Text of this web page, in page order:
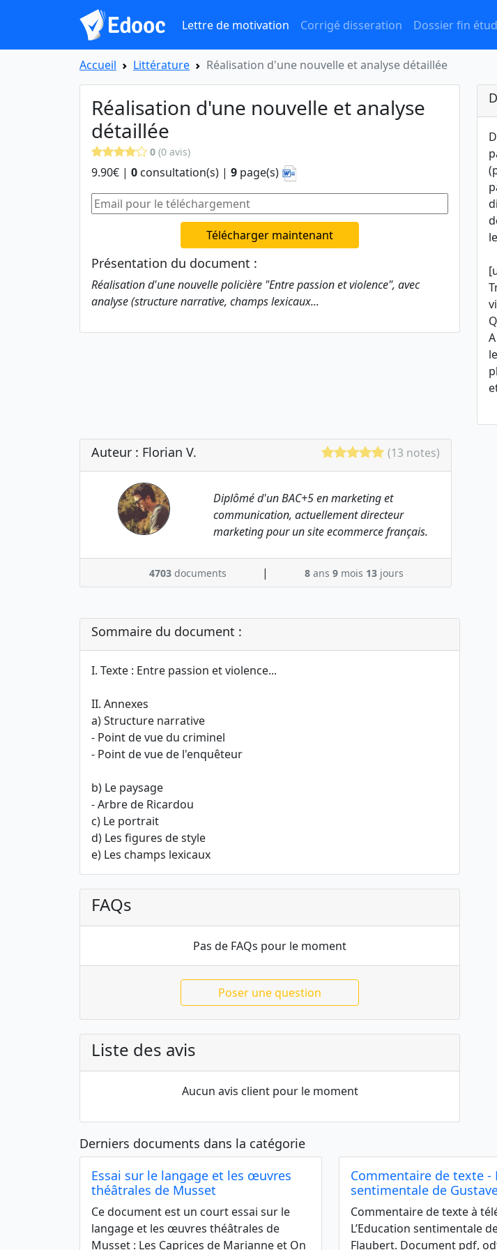
Lettre de motivation Corrigé disseration Dossier fin
Accueil Littérature Réalisation d'une nouvelle et analyse détaillée
Réalisation d'une nouvelle et analyse
détaillée
0 (0 avis)
9.90€ | 0 consultation(s) | 9 page(s)
Télécharger maintenant
Présentation du document :
Réalisation d'une nouvelle policière "Entre passion et violence", avec
analyse (structure narrative, champs lexicaux...
Auteur : Florian V. (13 notes)
Diplômé d'un BAC+5 en marketing et
communication, actuellement directeur
marketing pour un site ecommerce français.
4703 documents | 8ans 9mois 13jours
Sommaire du document :
I. Texte : Entre passion et violence...
II. Annexes
a) Structure narrative
- Point de vue du criminel
- Point de vue de l'enquêteur
b) Le paysage
- Arbre de Ricardou
c) Le portrait
d) Les figures de style
e) Les champs lexicaux
FAQs
Pas de FAQs pour le moment
Poser une question
Liste des avis
Aucun avis client pour le moment
Derniers documents dans la catégorie
Essai sur le langage et les œuvres
théâtrales de Musset
Ce document est un court essai sur le
langage et les œuvres théâtrales de
Musset : Les Caprices de Marianne et On
Commentaire de texte -
sentimentale de
Commentaire de texte à
L’Education sentimentale
Flaubert. Document pdf,